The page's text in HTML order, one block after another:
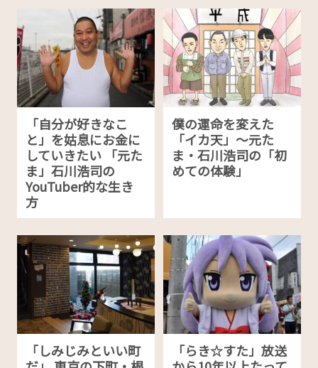
「自分が好きなこ
と」を姑息にお金に
していきたい 「元た
ま」石川浩司の
YouTuber的な生き
方
僕の運命を変えた
「イカ天」～元た
ま・石川浩司の「初
めての体験」
「しみじみといい町
「らき☆すた」放送